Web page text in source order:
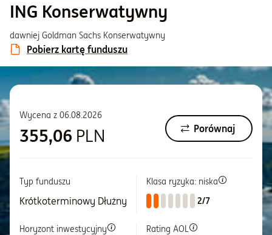
Inwestycje
Centrum pomocy
Informacje i dokumenty
O nas
ING Konserwatywny
dawniej Goldman Sachs Konserwatywny
Pobierz kartę funduszu
Wycena z 06.08.2026
355,06 PLN Porównaj
Typ funduszu
Krótkoterminowy Dłużny
Klasa ryzyka: niska
2/7
Horyzont inwestycyjny
Rating AOL